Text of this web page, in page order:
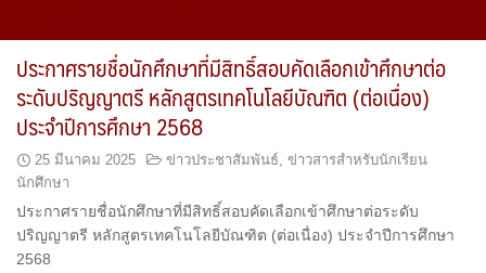
ประกาศรายชื่อนักศึกษาที่มีสิทธิ์สอบคัดเลือกเข้าศึกษาต่อ
ระดับปริญญาตรี หลักสูตรเทคโนโลยีบัณฑิต (ต่อเนื่อง)
ประจำปีการศึกษา 2568
25 มีนาคม 2025 ข่าวประชาสัมพันธ์, ข่าวสารสำหรับนักเรียน
นักศึกษา
ประกาศรายชื่อนักศึกษาที่มีสิทธิ์สอบคัดเลือกเข้าศึกษาต่อระดับ
ปริญญาตรี หลักสูตรเทคโนโลยีบัณฑิต (ต่อเนื่อง) ประจำปีการศึกษา
2568